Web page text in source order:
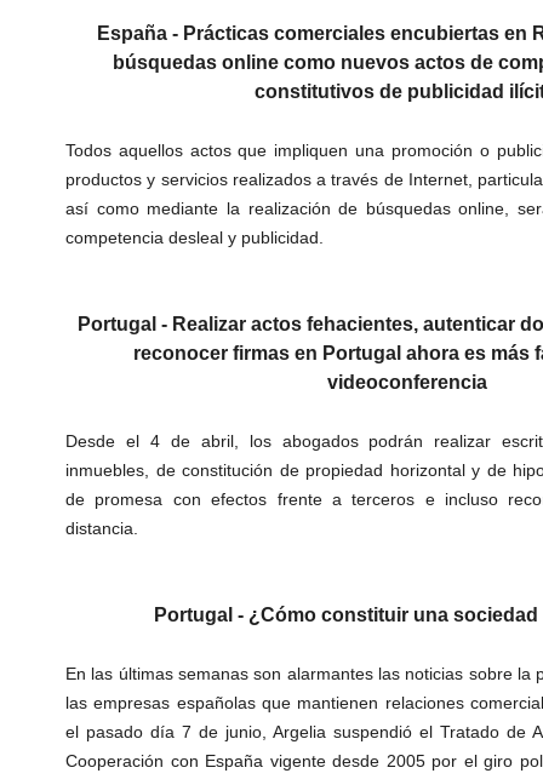
España - Prácticas comerciales encubiertas en
búsquedas online como nuevos actos de
constitutivos de publicidad
Todos aquellos actos que impliquen una promoción o
productos y servicios realizados a través de Internet,
así como mediante la realización de búsquedas online,
competencia desleal y publicidad.
Portugal - Realizar actos fehacientes, autenticar
reconocer firmas en Portugal ahora es más
videoconferencia
Desde el 4 de abril, los abogados podrán realizar
inmuebles, de constitución de propiedad horizontal y de
de promesa con efectos frente a terceros e incluso
distancia.
Portugal - ¿Cómo constituir una
En las últimas semanas son alarmantes las noticias sobre la
las empresas españolas que mantienen relaciones
el pasado día 7 de junio, Argelia suspendió el Tratado de
Cooperación con España vigente desde 2005 por el giro